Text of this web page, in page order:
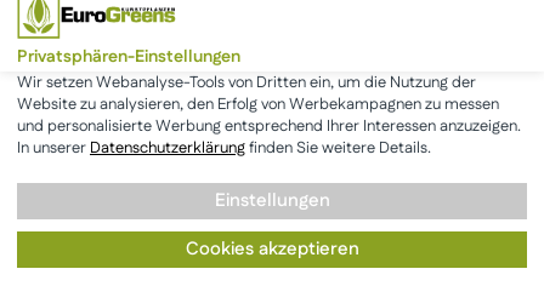
Zahlungsarten
* Alle Preise inkl. der gesetzlichen MwSt. & zzgl.Versand.
AGB Datenschutz Impressum
Privatsphären-Einstellungen
Wir setzen Webanalyse-Tools von Dritten ein, um die Nutzung der
Website zu analysieren, den Erfolg von Werbekampagnen zu messen
und personalisierte Werbung entsprechend Ihrer Interessen anzuzeigen.
In unserer Datenschutzerklärungfinden Sie weitere Details.
Cookies akzeptieren
Einstellungen